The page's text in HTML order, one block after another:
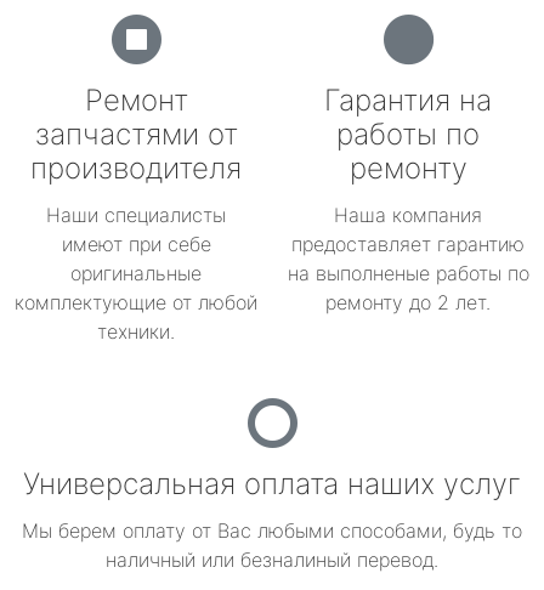
Ремонт
запчастями от
производителя
Наши специалисты
имеют при себе
оригинальные
комплектующие от любой
техники.
Гарантия на
работы по
ремонту
Наша компания
предоставляет гарантию
на выполненые работы по
ремонту до 2 лет.
Универсальная оплата наших услуг
Мы берем оплату от Вас любыми способами, будь то
наличный или безналиный перевод.